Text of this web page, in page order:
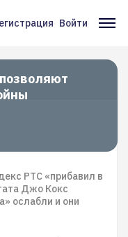
Войти
РТС «прибавил в
Джо Кокс
ослабли и они